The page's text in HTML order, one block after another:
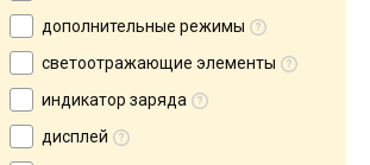
дополнительные режимы
светоотражающие элементы
индикатор заряда
дисплей